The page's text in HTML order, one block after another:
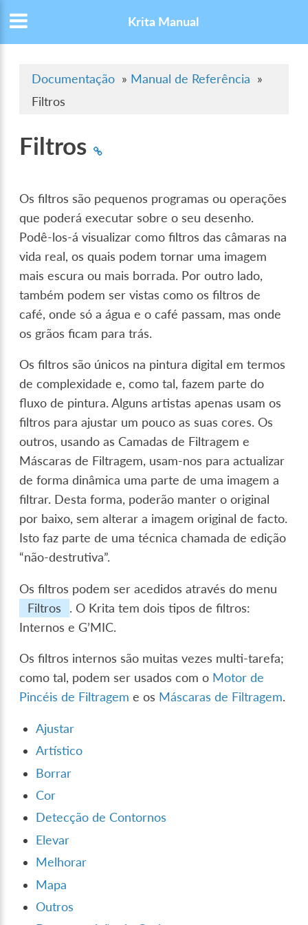
Krita Manual
Documentação » Manual de Referência »
Filtros
Filtros
Os filtros são pequenos programas ou operações
que poderá executar sobre o seu desenho.
Podê-los-á visualizar como filtros das câmaras na
vida real, os quais podem tornar uma imagem
mais escura ou mais borrada. Por outro lado,
também podem ser vistas como os filtros de
café, onde só a água e o café passam, mas onde
os grãos ficam para trás.
Os filtros são únicos na pintura digital em termos
de complexidade e, como tal, fazem parte do
fluxo de pintura. Alguns artistas apenas usam os
filtros para ajustar um pouco as suas cores. Os
outros, usando as Camadas de Filtragem e
Máscaras de Filtragem, usam-nos para actualizar
de forma dinâmica uma parte de uma imagem a
filtrar. Desta forma, poderão manter o original
por baixo, sem alterar a imagem original de facto.
Isto faz parte de uma técnica chamada de edição
“não-destrutiva”.
Os filtros podem ser acedidos através do menu
Filtros
. O Krita tem dois tipos de filtros:
Internos e G’MIC.
Os filtros internos são muitas vezes multi-tarefa;
como tal, podem ser usados com o Motor de
Pincéis de Filtragem e os Máscaras de Filtragem.
Ajustar
Artístico
Borrar
Cor
Detecção de Contornos
Elevar
Melhorar
Mapa
Outros